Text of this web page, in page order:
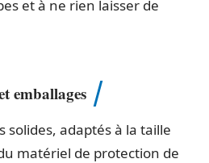
et à ne rien laisser de
emballages
solides, adaptés à la taille
matériel de protection de